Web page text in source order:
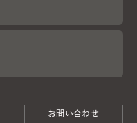
お問い合わせ